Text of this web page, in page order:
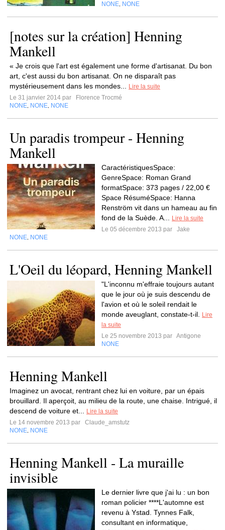
NONE NONE
[notes sur la création] Henning
Mankell
« Je crois que l'art est également une forme d'artisanat. Du bon
art, c'est aussi du bon artisanat. On ne disparaît pas
mystérieusement dans les mondes...
Lire la suite
Le 31 janvier 2014 par
Florence Trocmé
NONE NONE NONE
Un paradis trompeur - Henning
Mankell
CaractéristiquesSpace:
GenreSpace: Roman Grand
formatSpace: 373 pages / 22,00 €
Space RésuméSpace: Hanna
Renström vit dans un hameau au fin
fond de la Suède. A...
Lire la suite
Le 05 décembre 2013 par
Jake
NONE NONE
L'Oeil du léopard, Henning Mankell
"L'inconnu m'effraie toujours autant
que le jour où je suis descendu de
l'avion et où le soleil rendait le
monde aveuglant, constate-t-il.
Lire
la suite
Le 25 novembre 2013 par Antigone
NONE
Henning Mankell
Imaginez un avocat, rentrant chez lui en voiture, par un épais
brouillard. Il aperçoit, au milieu de la route, une chaise. Intrigué, il
descend de voiture et...
Lire la suite
Le 14 novembre 2013 par
Claude_amstutz
NONE NONE
Henning Mankell - La muraille
invisible
Le dernier livre que j'ai lu : un bon
roman policier ****L'automne est
revenu à Ystad. Tynnes Falk,
consultant en informatique,